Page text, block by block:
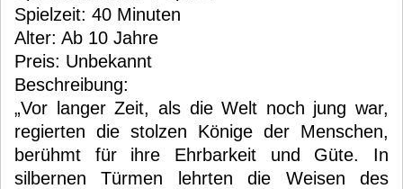
Spielzeit: 40 Minuten
Alter: Ab 10 Jahre
Preis: Unbekannt
Beschreibung:
„Vor langer Zeit, als die Welt noch jung war,
regierten die stolzen Könige der Menschen,
berühmt für ihre Ehrbarkeit und Güte. In
silbernen Türmen lehrten die Weisen des